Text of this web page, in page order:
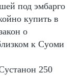
под эмбарго
купить в
о
к Суоми
250